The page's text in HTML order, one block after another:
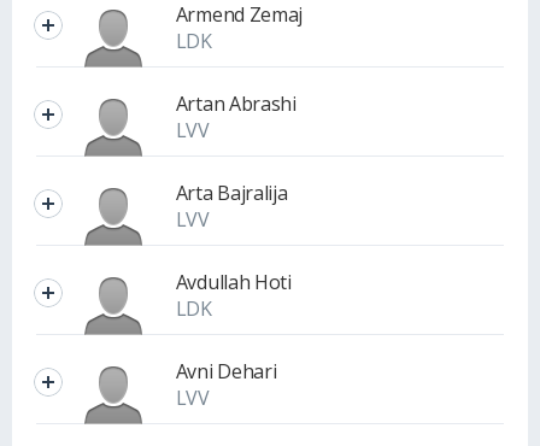
Armend Zemaj
LDK
Artan Abrashi
LVV
Arta Bajralija
LVV
Avdullah Hoti
LDK
Avni Dehari
LVV